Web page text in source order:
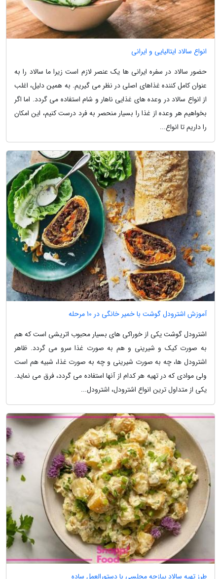
انواع سالاد ایتالیایی و ایرانی
حضور سالاد در سفره ایرانی ها یک عنصر لازم است زیرا ما سالاد را به
عنوان کامل کننده غذاهای اصلی در نظر می گیریم. به همین دلیل، اغلب
از انواع سالاد در وعده های غذایی ناهار و شام استفاده می گردد. اما اگر
بخواهیم هر وعده از غذا را بسیار منحصر به فرد درست کنیم، این امکان
را داریم تا انواع...
آموزش اشترودل گوشت با خمیر خانگی در 10 مرحله
اشترودل گوشت یکی از خوراکی های بسیار محبوب اتریشی است که هم
به صورت کیک و شیرینی و هم به صورت غذا سرو می گردد. ظاهر
اشترودل ها، چه به صورت شیرینی و چه به صورت غذا، شبیه هم است
ولی موادی که در تهیه هر کدام از آنها استفاده می گردد، فرق می نماید.
یکی از متداول ترین انواع اشترودل، اشترودل...
طرز تهیه سالاد پیازچه مجلسی با دستورالعمل ساده